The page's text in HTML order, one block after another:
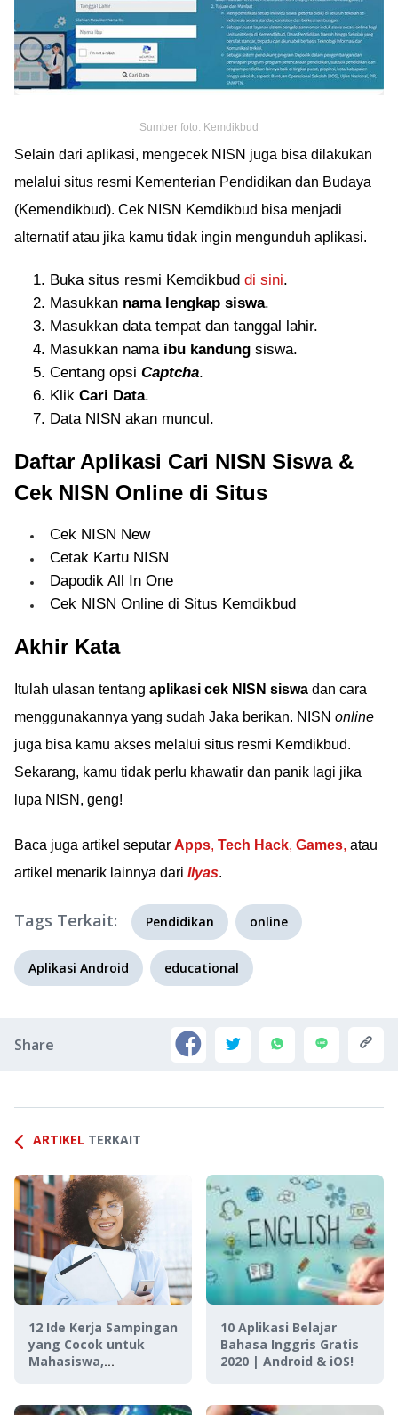
Sumber foto: Kemdikbud
Selain dari aplikasi, mengecek NISN juga bisa dilakukan
melalui situs resmi Kementerian Pendidikan dan Budaya
(Kemendikbud). Cek NISN Kemdikbud bisa menjadi
alternatif atau jika kamu tidak ingin mengunduh aplikasi.
Buka situs resmi Kemdikbud di sini.
Masukkan nama lengkap siswa.
Masukkan data tempat dan tanggal lahir.
Masukkan nama ibu kandung siswa.
Centang opsi Captcha.
Klik Cari Data.
Data NISN akan muncul.
Daftar Aplikasi Cari NISN Siswa &
Cek NISN Online di Situs
Cek NISN New
Cetak Kartu NISN
Dapodik All In One
Cek NISN Online di Situs Kemdikbud
Akhir Kata
Itulah ulasan tentang aplikasi cek NISN siswa dan cara
menggunakannya yang sudah Jaka berikan. NISN online
juga bisa kamu akses melalui situs resmi Kemdikbud.
Sekarang, kamu tidak perlu khawatir dan panik lagi jika
lupa NISN, geng!
Baca juga artikel seputar Apps, Tech Hack, Games, atau
artikel menarik lainnya dari Ilyas.
Tags Terkait: Pendidikan online
Aplikasi Android educational
Share
ARTIKEL TERKAIT
12 Ide Kerja Sampingan
yang Cocok untuk
Mahasiswa,
10 Aplikasi Belajar
Bahasa Inggris Gratis
2020 | Android & iOS!